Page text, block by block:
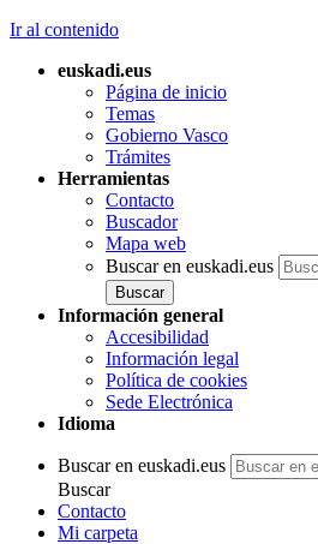
Ir al contenido
euskadi.eus
Página de inicio
Temas
Gobierno Vasco
Trámites
Herramientas
Contacto
Buscador
Mapa web
Buscar en euskadi.eus
Información general
Accesibilidad
Información legal
Política de cookies
Sede Electrónica
Idioma
Buscar en euskadi.eus
Buscar
Contacto
Mi carpeta